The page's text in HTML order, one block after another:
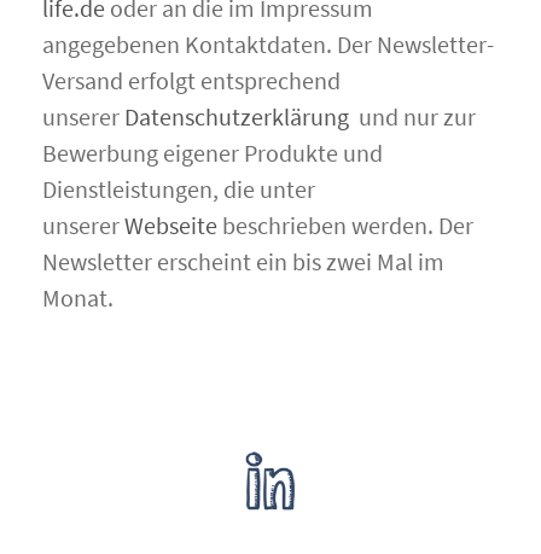
life.de oder an die im Impressum
angegebenen Kontaktdaten. Der Newsletter-
Versand erfolgt entsprechend
unserer Datenschutzerklärung und nur zur
Bewerbung eigener Produkte und
Dienstleistungen, die unter
unsererWebseite beschrieben werden. Der
Newsletter erscheint ein bis zwei Mal im
Monat.